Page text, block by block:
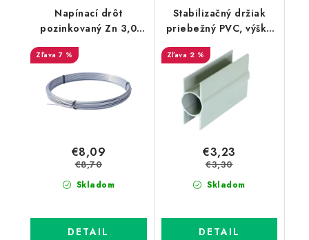
Napínací drôt
pozinkovaný Zn 3,0
7 %
Skladom
€8,09
€8,70
DETAIL
Stabilizačný držiak
priebežný PVC, výška
hrúbka 40 mm
2 %
Skladom
€3,23
€3,30
DETAIL